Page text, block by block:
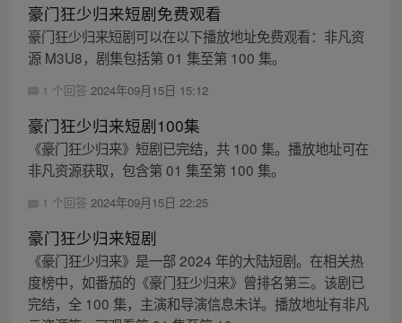
豪门狂少归来短剧免费观看
豪门狂少归来短剧可以在以下播放地址免费观看：非凡资
源 M3U8，剧集包括第 01 集至第 100 集。
1 个回答 2024年09月15日 15:12
豪门狂少归来短剧100集
《豪门狂少归来》短剧已完结，共 100 集。播放地址可在
非凡资源获取，包含第 01 集至第 100 集。
1 个回答 2024年09月15日 22:25
豪门狂少归来短剧
《豪门狂少归来》是一部 2024 年的大陆短剧。在相关热
度榜中，如番茄的《豪门狂少归来》曾排名第三。该剧已
完结，全 100 集，主演和导演信息未详。播放地址有非凡